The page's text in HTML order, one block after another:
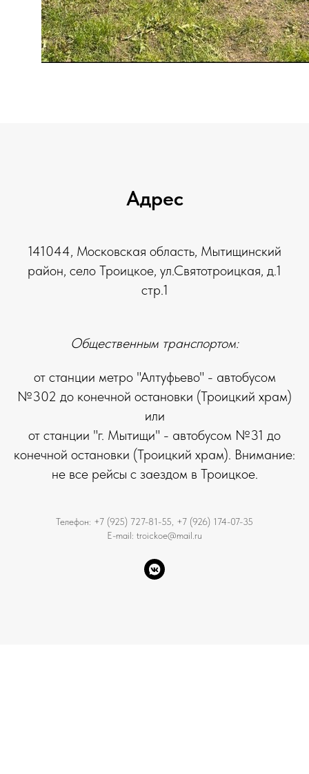
Адрес
141044, Московская область, Мытищинский
район, село Троицкое, ул.Святотроицкая, д.1
стр.1
Общественным транспортом:
от станции метро "Алтуфьево" - автобусом
№302 до конечной остановки (Троицкий храм)
или
от станции "г. Мытищи" - автобусом №31 до
конечной остановки (Троицкий храм). Внимание:
не все рейсы с заездом в Троицкое.
Телефон: +7 (925) 727-81-55, +7 (926) 174-07-35
E-mail: troickoe@mail.ru